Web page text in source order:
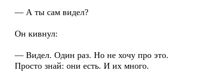
— А ты сам видел?
Он кивнул:
— Видел. Один раз. Но не хочу про это.
Просто знай: они есть. И их много.